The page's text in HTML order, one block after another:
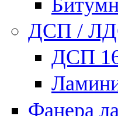
ДСП /
ДСП
Фанера